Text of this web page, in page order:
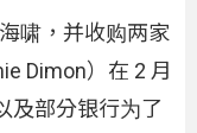
啸，并收购两家
Dimon）在 2 月
及部分银行为了